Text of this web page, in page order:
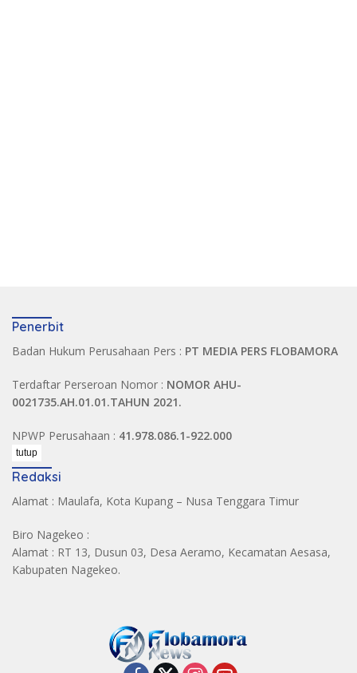
Penerbit
Badan Hukum Perusahaan Pers : PT MEDIA PERS FLOBAMORA
Terdaftar Perseroan Nomor : NOMOR AHU-
0021735.AH.01.01.TAHUN 2021.
NPWP Perusahaan : 41.978.086.1-922.000
Redaksi
Alamat : Maulafa, Kota Kupang – Nusa Tenggara Timur
Biro Nagekeo :
Alamat : RT 13, Dusun 03, Desa Aeramo, Kecamatan Aesasa,
Kabupaten Nagekeo.
tutup